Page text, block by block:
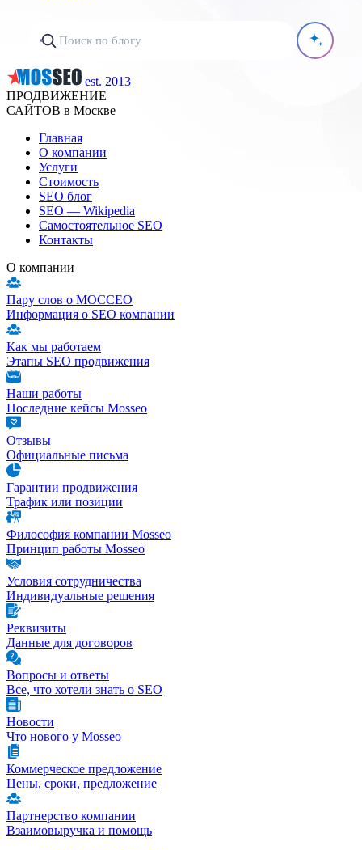
est. 2013
ПРОДВИЖЕНИЕ
САЙТОВ в Москве
Главная
О компании
Услуги
Стоимость
SEO блог
SEO — Wikipedia
Самостоятельное SEO
Контакты
О компании
Пару слов о МОССЕО
Информация о SEO компании
Как мы работаем
Этапы SEO продвижения
Наши работы
Последние кейсы Mosseo
Отзывы
Официальные письма
Гарантии продвижения
Трафик или позиции
Философия компании Mosseo
Принцип работы Mosseo
Условия сотрудничества
Индивидуальные решения
Реквизиты
Данные для договоров
Вопросы и ответы
Все, что хотели знать о SEO
Новости
Что нового у Mosseo
Коммерческое предложение
Цены, сроки, предложение
Партнерство компании
Взаимовыручка и помощь